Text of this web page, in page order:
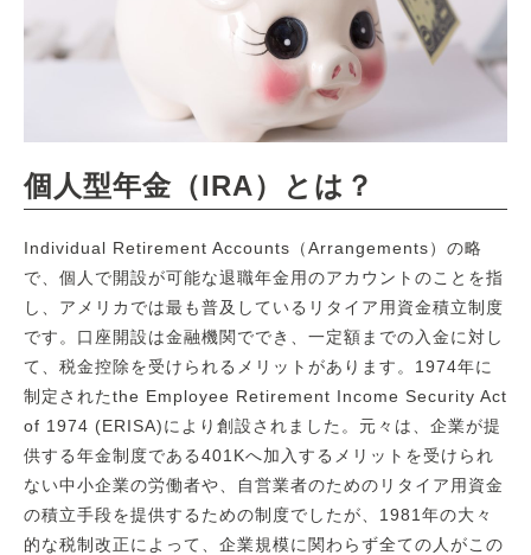
個人型年金（IRA）とは？
Individual Retirement Accounts（Arrangements）の略
で、個人で開設が可能な退職年金用のアカウントのことを指
し、アメリカでは最も普及しているリタイア用資金積立制度
です。口座開設は金融機関ででき、一定額までの入金に対し
て、税金控除を受けられるメリットがあります。1974年に
制定されたthe Employee Retirement Income Security Act
of 1974 (ERISA)により創設されました。元々は、企業が提
供する年金制度である401Kへ加入するメリットを受けられ
ない中小企業の労働者や、自営業者のためのリタイア用資金
の積立手段を提供するための制度でしたが、1981年の大々
的な税制改正によって、企業規模に関わらず全ての人がこの